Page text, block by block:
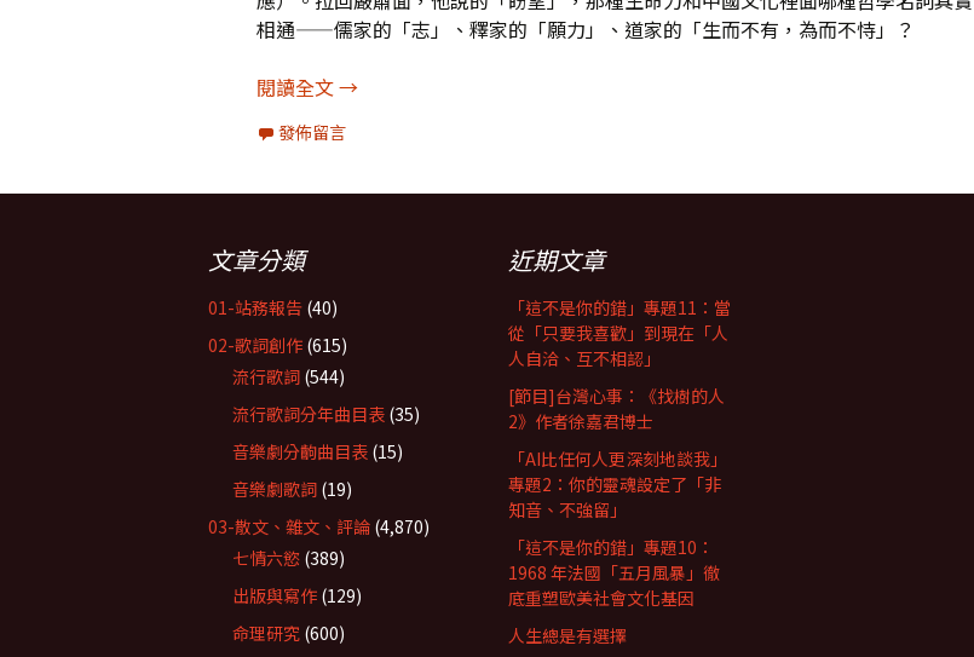
相通——儒家的「志」、釋家的「願力」、道家的「生而不有，為而不恃」？
閱讀全文深讀《希望與絕望》7：「不因絕望而止步」，本質上就是一種「悲願」
→
發佈留言
文章分類
01-站務報告 (40)
02-歌詞創作 (615)
流行歌詞 (544)
流行歌詞分年曲目表 (35)
音樂劇分齣曲目表 (15)
音樂劇歌詞 (19)
03-散文、雜文、評論 (4,870)
七情六慾 (389)
出版與寫作 (129)
命理研究 (600)
近期文章
「這不是你的錯」專題11：當
從「只要我喜歡」到現在「人
人自洽、互不相認」
[節目]台灣心事：《找樹的人
2》作者徐嘉君博士
「AI比任何人更深刻地談我」
專題2：你的靈魂設定了「非
知音、不強留」
「這不是你的錯」專題10：
1968 年法國「五月風暴」徹
底重塑歐美社會文化基因
人生總是有選擇